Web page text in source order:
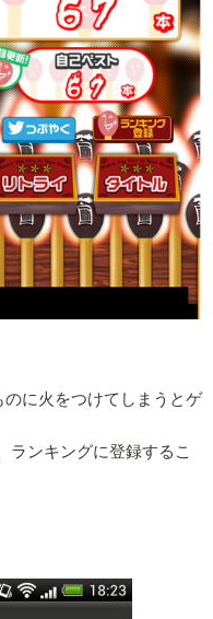
に火をつけてしまうとゲ
ランキングに登録するこ